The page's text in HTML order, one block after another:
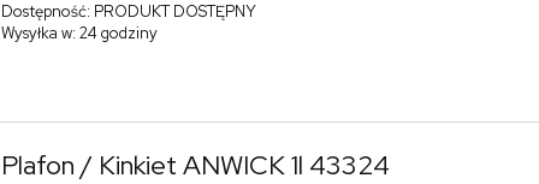
Dostępność: PRODUKT DOSTĘPNY
Wysyłka w:24 godziny
Plafon / Kinkiet ANWICK 1l 43324